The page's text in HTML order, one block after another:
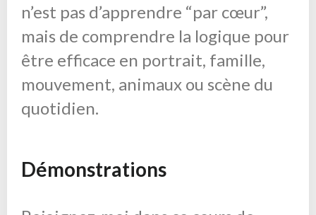
n’est pas d’apprendre “par cœur”,
mais de comprendre la logique pour
être efficace en portrait, famille,
mouvement, animaux ou scène du
quotidien.
Démonstrations